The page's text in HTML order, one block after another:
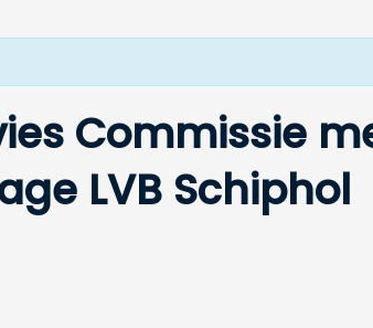
Commissie
LVB Schiphol